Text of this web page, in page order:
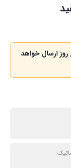
ارسال خواهد